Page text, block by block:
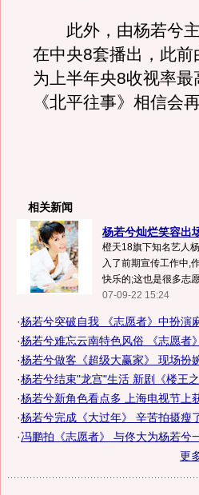
此外，由杨若兮主
在中央8套播出，此
为上半年央8收视率
《北平往事》相信会
相关新闻
杨若兮灿烂笑容出
橙天18旗下知名艺人
入了前期宣传工作中,
快乐的;这也是很多志
07-09-22 15:24
·杨若兮突破自我 《志愿者》中扮演
·杨若兮难忘云南特色风俗 《志愿者
·杨若兮做客《超级大赢家》 现场扮
·杨若兮结束"龙宫"生活 新剧《楼王
·杨若兮新角色看点多 上海电视节上
·杨若兮完成《大过年》 辛苦拍摄瘦
·冯鹏拍《志愿者》 与佟大为杨若兮
更